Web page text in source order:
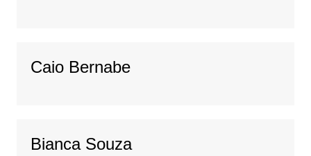
Caio Bernabe
Bianca Souza